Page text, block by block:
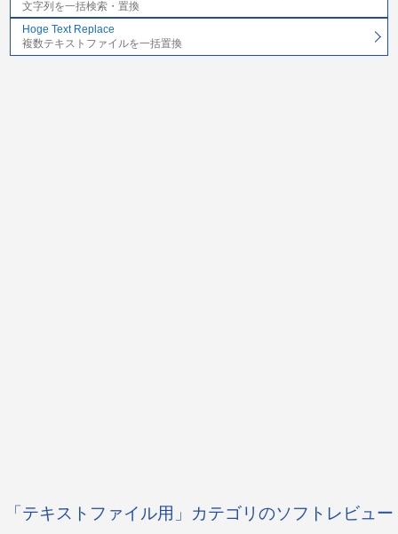
文字列を一括検索・置換
Hoge Text Replace
複数テキストファイルを一括置換
「テキストファイル用」カテゴリのソフトレビュー